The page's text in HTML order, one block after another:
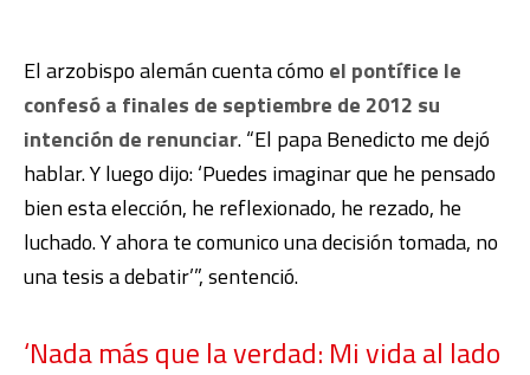
El arzobispo alemán cuenta cómo el pontífice le
confesó a finales de septiembre de 2012 su
intención de renunciar. “El papa Benedicto me dejó
hablar. Y luego dijo: ‘Puedes imaginar que he pensado
bien esta elección, he reflexionado, he rezado, he
luchado. Y ahora te comunico una decisión tomada, no
una tesis a debatir’”, sentenció.
‘Nada más que la verdad: Mi vida al lado